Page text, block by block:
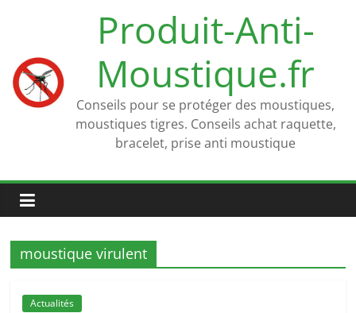
Produit-Anti-
Moustique.fr
Conseils pour se protéger des moustiques,
moustiques tigres. Conseils achat raquette,
bracelet, prise anti moustique
moustique virulent
Actualités